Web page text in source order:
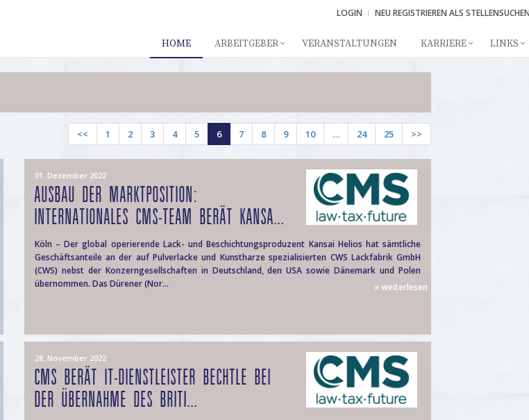
LOGIN NEU REGISTRIEREN ALS
HOME ARBEITGEBER VERANSTALTUNGEN KARRIERE LINKS
<< 1 2 3 4 5 6 7 8 9 10 … 24 25 >>
01. Dezember 2022
AUSBAU DER MARKTPOSITION:
INTERNATIONALES CMS-TEAM BERÄT KANSA...
Köln – Der global operierende Lack- und Beschichtungsproduzent Kansai Helios hat sämtliche
Geschäftsanteile an der auf Pulverlacke und Kunstharze spezialisierten CWS Lackfabrik GmbH
(CWS) nebst der Konzerngesellschaften in Deutschland, den USA sowie Dänemark und Polen
übernommen. Das Dürener (Nor...
» weiterlesen
28. November 2022
CMS BERÄT IT-DIENSTLEISTER BECHTLE BEI
DER ÜBERNAHME DES BRITI...